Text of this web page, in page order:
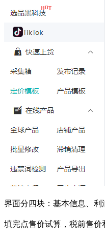
界面分四块：基本信息、利
填完点售价试算，税前售价